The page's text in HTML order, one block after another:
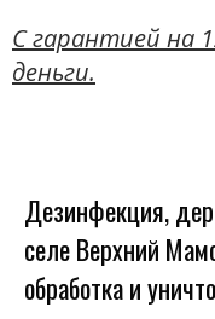
C гарантией на
деньги.
Дезинфекция,
селе Верхний
обработка и